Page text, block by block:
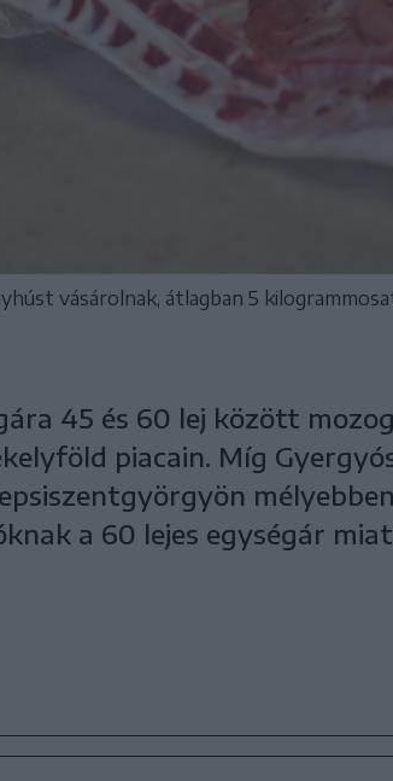
vásárolnak, átlagban 5
45 és 60 lej között mozog
piacain. Míg
a 60 lejes egységár